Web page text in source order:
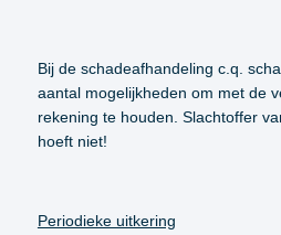
Bij de schadeafhandeling c.q.
aantal mogelijkheden om met de
rekening te houden. Slachtoffer
hoeft niet!
Periodieke uitkering